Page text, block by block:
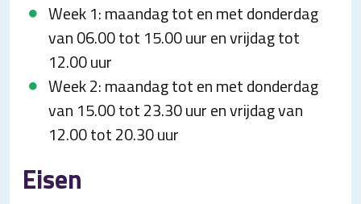
Week 1: maandag tot en met donderdag
van 06.00 tot 15.00 uur en vrijdag tot
12.00 uur
Week 2: maandag tot en met donderdag
van 15.00 tot 23.30 uur en vrijdag van
12.00 tot 20.30 uur
Eisen